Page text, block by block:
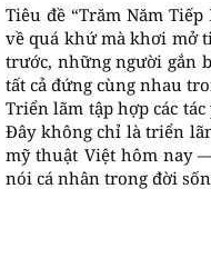
Tiêu đề “Trăm Năm
về quá khứ mà khơi mở
trước, những người gắn
tất cả đứng cùng nhau
Triển lãm tập hợp các
Đây không chỉ là triển
mỹ thuật Việt hôm nay
nói cá nhân trong đời